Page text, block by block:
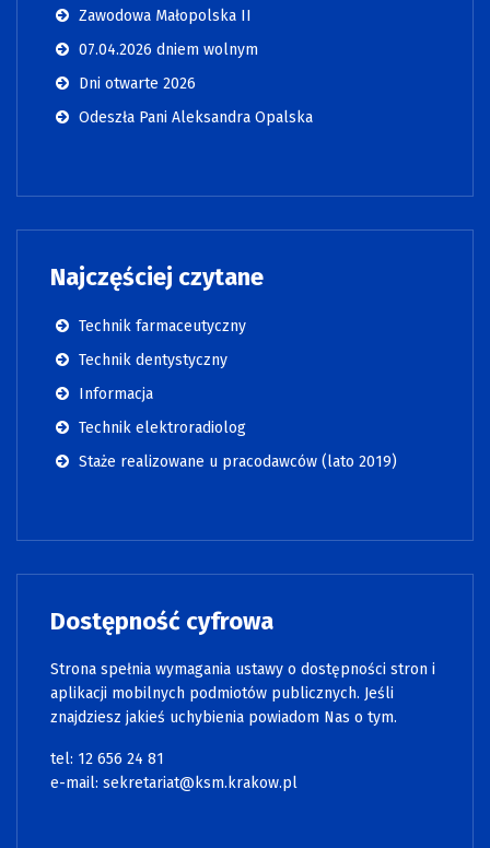
Zawodowa Małopolska II
07.04.2026 dniem wolnym
Dni otwarte 2026
Odeszła Pani Aleksandra Opalska
Najczęściej czytane
Technik farmaceutyczny
Technik dentystyczny
Informacja
Technik elektroradiolog
Staże realizowane u pracodawców (lato 2019)
Dostępność cyfrowa
Strona spełnia wymagania ustawy o dostępności stron i
aplikacji mobilnych podmiotów publicznych. Jeśli
znajdziesz jakieś uchybienia powiadom Nas o tym.
tel: 12 656 24 81
e-mail: sekretariat@ksm.krakow.pl